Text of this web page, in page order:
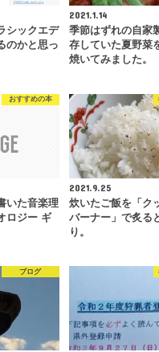
シックエデ
のかと思っ
2021.1.14
季節はずれの自家
存していた夏野菜
焼いてみました。
おすすめの本
いた音楽理
ロジー ギ
2021.9.25
炊いたご飯を「ク
バーナー」で炙る
り。
ブログ